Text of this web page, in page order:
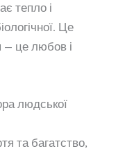
тепло і
Це
— це любов і
людської
та багатство,